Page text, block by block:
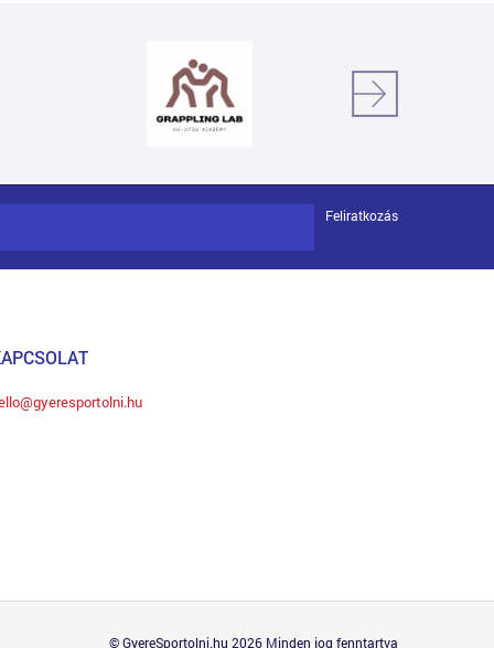
Feliratkozás
© GyereSportolni.hu 2026 Minden jog fenntartva